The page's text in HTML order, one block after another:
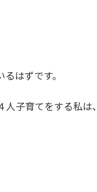
はずです。
子育てをする私は、